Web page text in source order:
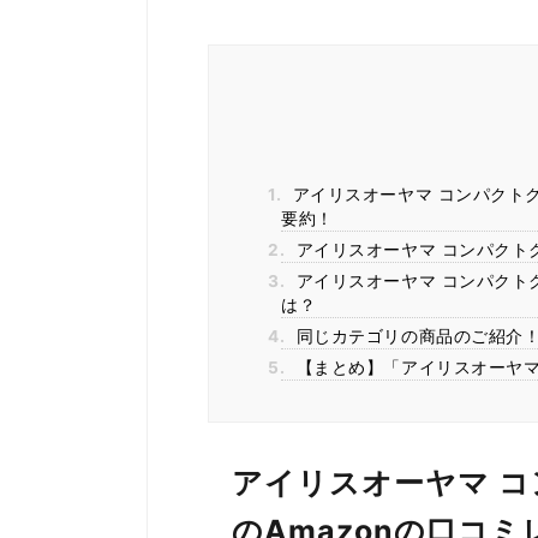
1.
アイリスオーヤマ コンパクト
要約！
2.
アイリスオーヤマ コンパク
3.
アイリスオーヤマ コンパク
は？
4.
同じカテゴリの商品のご紹介
5.
【まとめ】「アイリスオーヤ
アイリスオーヤマ